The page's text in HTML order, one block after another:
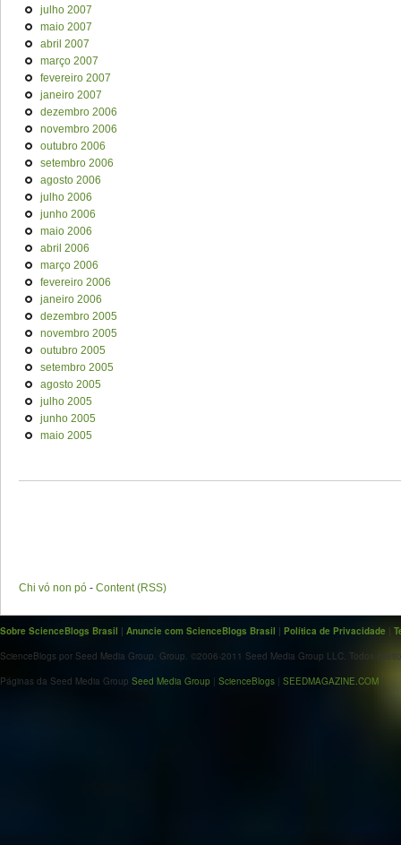
julho 2007
maio 2007
abril 2007
março 2007
fevereiro 2007
janeiro 2007
dezembro 2006
novembro 2006
outubro 2006
setembro 2006
agosto 2006
julho 2006
junho 2006
maio 2006
abril 2006
março 2006
fevereiro 2006
janeiro 2006
dezembro 2005
novembro 2005
outubro 2005
setembro 2005
agosto 2005
julho 2005
junho 2005
maio 2005
Chi vó non pó - Content (RSS)
Sobre ScienceBlogs Brasil | Anuncie com ScienceBlogs Brasil | Política de Privacidade |
ScienceBlogs por Seed Media Group. Group. ©2006-2011 Seed Media Group LLC. Todos
Páginas da Seed Media Group Seed Media Group | ScienceBlogs | SEEDMAGAZINE.COM